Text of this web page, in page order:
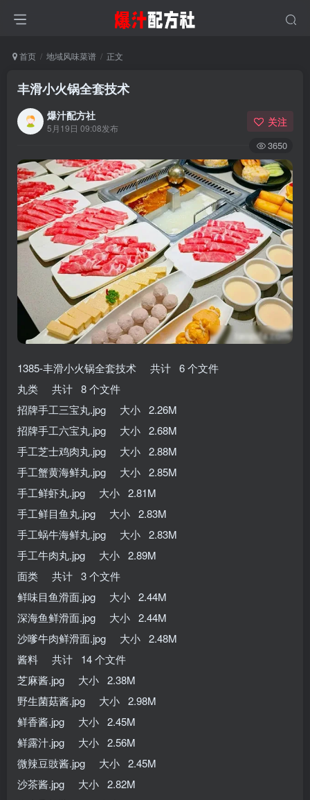
首页 地域风味菜谱 正文
丰滑小火锅全套技术
爆汁配方社
5月19日 09:08发布 关注
3650
1385-丰滑小火锅全套技术 共计 6 个文件
丸类 共计 8 个文件
招牌手工三宝丸.jpg 大小 2.26M
招牌手工六宝丸.jpg 大小 2.68M
手工芝士鸡肉丸.jpg 大小 2.88M
手工蟹黄海鲜丸.jpg 大小 2.85M
手工鲜虾丸.jpg 大小 2.81M
手工鲜目鱼丸.jpg 大小 2.83M
手工蜗牛海鲜丸.jpg 大小 2.83M
手工牛肉丸.jpg 大小 2.89M
面类 共计 3 个文件
鲜味目鱼滑面.jpg 大小 2.44M
深海鱼鲜滑面.jpg 大小 2.44M
沙嗲牛肉鲜滑面.jpg 大小 2.48M
酱料 共计 14 个文件
芝麻酱.jpg 大小 2.38M
野生菌菇酱.jpg 大小 2.98M
鲜香酱.jpg 大小 2.45M
鲜露汁.jpg 大小 2.56M
微辣豆豉酱.jpg 大小 2.45M
沙茶酱.jpg 大小 2.82M